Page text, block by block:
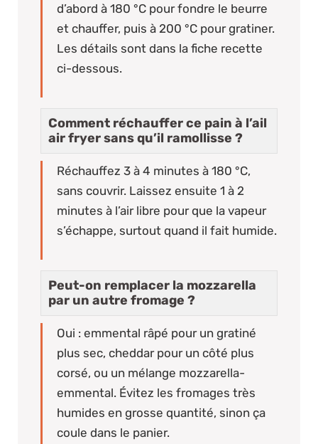
d’abord à 180 °C pour fondre le beurre
et chauffer, puis à 200 °C pour gratiner.
Les détails sont dans la fiche recette
ci-dessous.
Comment réchauffer ce pain à l’ail
air fryer sans qu’il ramollisse ?
Réchauffez 3 à 4 minutes à 180 °C,
sans couvrir. Laissez ensuite 1 à 2
minutes à l’air libre pour que la vapeur
s’échappe, surtout quand il fait humide.
Peut-on remplacer la mozzarella
par un autre fromage ?
Oui : emmental râpé pour un gratiné
plus sec, cheddar pour un côté plus
corsé, ou un mélange mozzarella-
emmental. Évitez les fromages très
humides en grosse quantité, sinon ça
coule dans le panier.